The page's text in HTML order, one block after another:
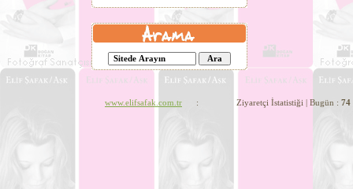
www.elifsafak.com.tr : Ziyaretçi İstatistiği | Bugün : 74